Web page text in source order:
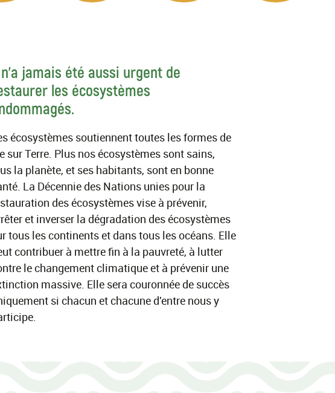
jamais été aussi urgent de
les écosystèmes
écosystèmes soutiennent toutes les formes de
sur Terre. Plus nos écosystèmes sont sains,
la planète, et ses habitants, sont en bonne
La Décennie des Nations unies pour la
des écosystèmes vise à prévenir,
et inverser la dégradation des écosystèmes
tous les continents et dans tous les océans. Elle
contribuer à mettre fin à la pauvreté, à lutter
le changement climatique et à prévenir une
massive. Elle sera couronnée de succès
si chacun et chacune d'entre nous y